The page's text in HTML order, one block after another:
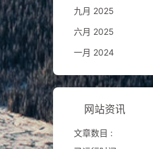
九月 2025
六月 2025
一月 2024
网站资讯
文章数目 :